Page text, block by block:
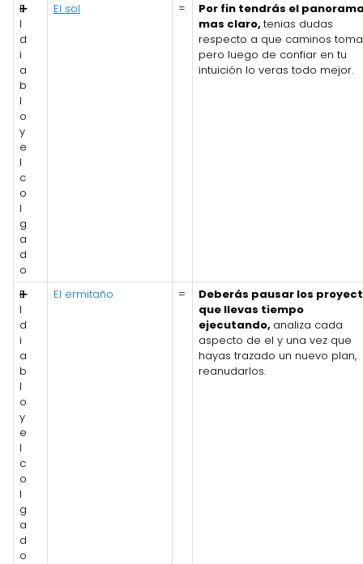
E
l
d
i
a
b
l
o
y
e
l
c
o
l
g
a
d
o
➕ El sol =
Por fin tendrás el
mas claro, tenias dudas
respecto a que caminos
pero luego de confiar en tu
intuición lo veras todo mejor.
E
l
d
i
a
b
l
o
y
e
l
c
o
l
g
a
d
o
➕ El ermitaño =
Deberás pausar los
que llevas tiempo
ejecutando, analiza cada
aspecto de el y una vez que
hayas trazado un nuevo plan,
reanudarlos.